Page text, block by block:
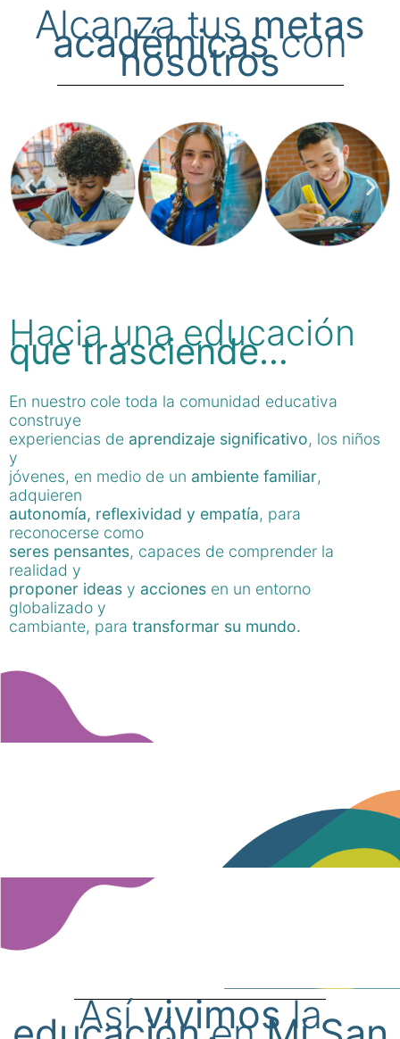
Alcanza tusmetas
académicascon
nosotros
Hacia una educación
que trasciende…
En nuestro cole toda la comunidad educativa
construye
experiencias de aprendizaje significativo, los niños
y
jóvenes, en medio de un ambiente familiar,
adquieren
autonomía, reflexividad y empatía, para
reconocerse como
seres pensantes, capaces de comprender la
realidad y
proponer ideas y acciones en un entorno
globalizado y
cambiante, para transformar su mundo.
Asívivimosla